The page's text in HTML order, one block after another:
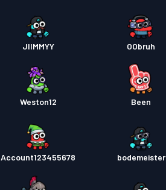
JIIMMYY OObruh
Weston12 Been
Account123455678 bodemeister